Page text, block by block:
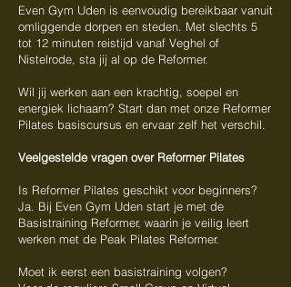
Even Gym Uden is eenvoudig bereikbaar vanuit
omliggende dorpen en steden. Met slechts 5
tot 12 minuten reistijd vanaf Veghel of
Nistelrode, sta jij al op de Reformer.
Wil jij werken aan een krachtig, soepel en
energiek lichaam? Start dan met onze Reformer
Pilates basiscursus en ervaar zelf het verschil.
Veelgestelde vragen over Reformer Pilates
Is Reformer Pilates geschikt voor beginners?
Ja. Bij Even Gym Uden start je met de
Basistraining Reformer, waarin je veilig leert
werken met de Peak Pilates Reformer.
Moet ik eerst een basistraining volgen?